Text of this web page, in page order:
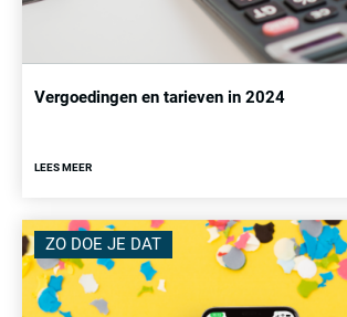
Vergoedingen en tarieven in 2024
LEES MEER
ZO DOE JE DAT